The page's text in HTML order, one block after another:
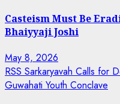
Casteism Must Be
Bhaiyyaji Joshi
May 8, 2026
RSS Sarkaryavah Calls for
Guwahati Youth Conclave